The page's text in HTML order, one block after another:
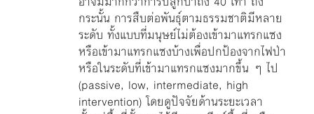
กระนั้น การสืบต่อพันธุ์ตามธรรมชาติมีหลาย
ระดับ ทั้งแบบที่มนุษย์ไม่ต้องเข้ามาแทรกแซง
หรือเข้ามาแทรกแซงบ้างเพื่อปกป้องจากไฟป่า
หรือในระดับที่เข้ามาแทรกแซงมากขึ้น ๆ ไป
(passive, low, intermediate, high
intervention) โดยดูปัจจัยด้านระยะเวลา